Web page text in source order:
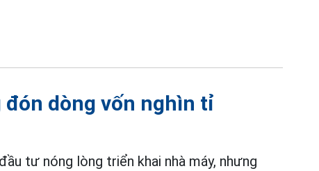
dòng vốn nghìn tỉ
tư nóng lòng triển khai nhà máy, nhưng